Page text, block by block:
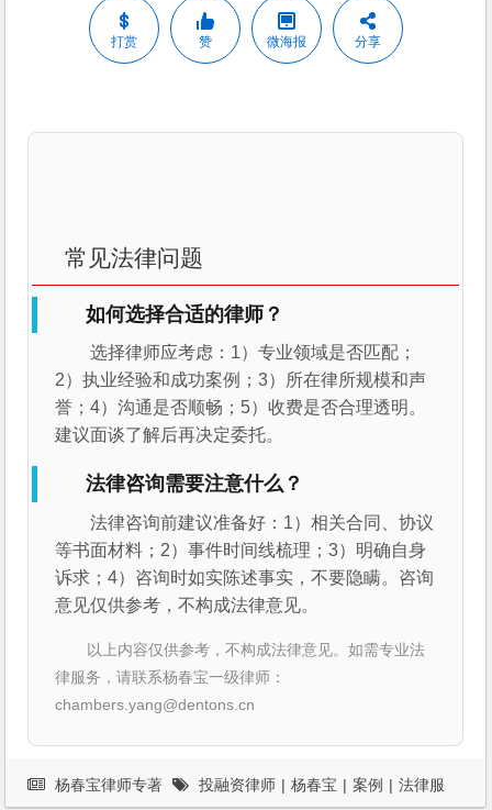
打赏 赞 微海报 分享
常见法律问题
如何选择合适的律师？
选择律师应考虑：1）专业领域是否匹配；
2）执业经验和成功案例；3）所在律所规模和声
誉；4）沟通是否顺畅；5）收费是否合理透明。
建议面谈了解后再决定委托。
法律咨询需要注意什么？
法律咨询前建议准备好：1）相关合同、协议
等书面材料；2）事件时间线梳理；3）明确自身
诉求；4）咨询时如实陈述事实，不要隐瞒。咨询
意见仅供参考，不构成法律意见。
以上内容仅供参考，不构成法律意见。如需专业法
律服务，请联系杨春宝一级律师：
chambers.yang@dentons.cn
杨春宝律师专著 投融资律师 | 杨春宝 | 案例 | 法律服